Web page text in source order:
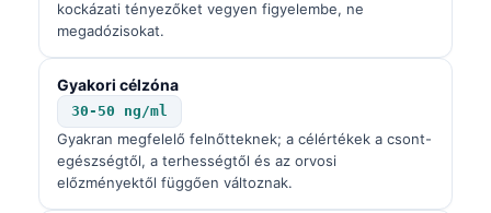
kockázati tényezőket vegyen figyelembe, ne
megadózisokat.
Gyakori célzóna
30-50 ng/ml
Gyakran megfelelő felnőtteknek; a célértékek a csont-
egészségtől, a terhességtől és az orvosi
előzményektől függően változnak.
Kiswahili
አማርኛ
Українська
O‘zbekcha
Català